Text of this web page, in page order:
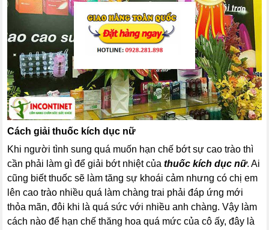
Cách giải thuốc kích dục nữ
Khi người tình sung quá muốn hạn chế bớt sự cao trào thì
cần phải làm gì để giải bớt nhiệt củathuốc kích dục nữ. Ai
cũng biết thuốc sẽ làm tăng sự khoái cảm nhưng có chị em
lên cao trào nhiều quá làm chàng trai phải đáp ứng mới
thỏa mãn, đôi khi là quá sức với nhiều anh chàng. Vậy làm
cách nào để hạn chế thăng hoa quá mức của cô ấy, đây là